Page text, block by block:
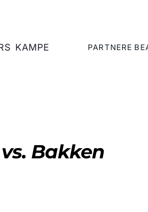
KAMPE PARTNERE
Bakken